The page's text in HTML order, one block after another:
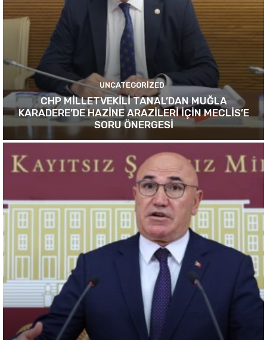
UNCATEGORIZED
CHP MİLLETVEKİLİ TANAL’DAN MUĞLA
KARADERE’DE HAZİNE ARAZİLERİ İÇİN MECLİS’E
SORU ÖNERGESİ